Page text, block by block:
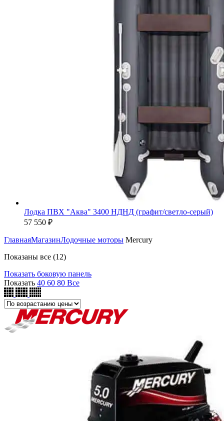
Лодка ПВХ "Аква" 3400 НДНД (графит/светло-серый)
57 550 ₽
ГлавнаяМагазинЛодочные моторы Mercury
Показаны все (12)Цены:
возрастанию
Показать боковую панель
Показать 40 60 80 Все